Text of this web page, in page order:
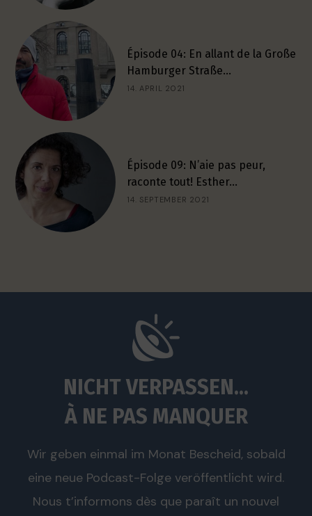
Épisode 04: En allant de la Große
Hamburger Straße…
14. APRIL 2021
Épisode 09: N’aie pas peur,
raconte tout! Esther…
14. SEPTEMBER 2021
NICHT VERPASSEN...
À NE PAS MANQUER
Wir geben einmal im Monat Bescheid, sobald
eine neue Podcast-Folge veröffentlicht wird.
Nous t’informons dès que paraît un nouvel